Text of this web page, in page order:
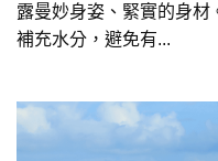
露曼妙身姿、緊實的身材
補充水分，避免有...